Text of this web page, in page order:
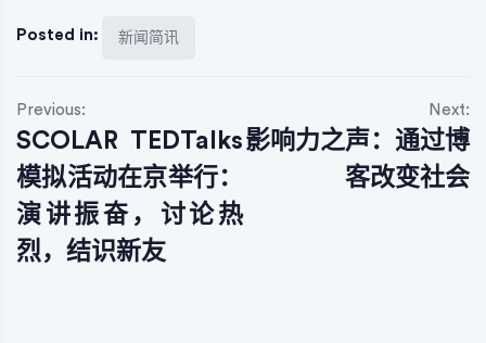
Posted in: 新闻简讯
文
章
导
航
Previous:
SCOLAR TEDTalks
模拟活动在京举行：
演讲振奋，讨论热
烈，结识新友
Next:
影响力之声：通过博
客改变社会